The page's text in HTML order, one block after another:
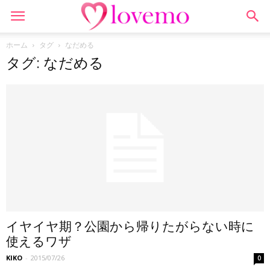
ホーム タグ なだめる
タグ: なだめる
イヤイヤ期？公園から帰りたがらない時に
使えるワザ
KIKO - 2015/07/26 0